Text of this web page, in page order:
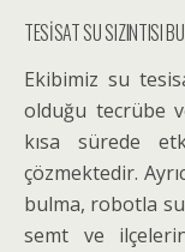
TESİSAT SU SIZINTISI
Ekibimiz su
olduğu tecrübe
kısa sürede
çözmektedir.
bulma, robotla
semt ve